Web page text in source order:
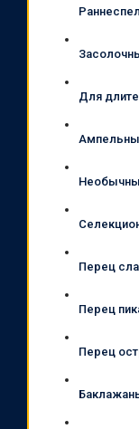
Для
Перец
Перец
Перец